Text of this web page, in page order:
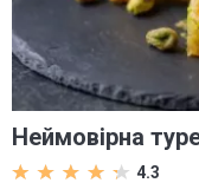
Неймовірна
4.3